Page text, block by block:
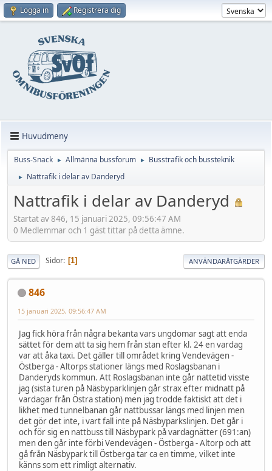
Logga in Registrera dig
Huvudmeny
Buss-Snack ► Allmänna bussforum ► Busstrafik och bussteknik
► Nattrafik i delar av Danderyd
Nattrafik i delar av Danderyd
Startat av 846, 15 januari 2025, 09:56:47 AM
0 Medlemmar och 1 gäst tittar på detta ämne.
GÅ NED Sidor 1 ANVÄNDARÅTGÄRDER
846
15 januari 2025, 09:56:47 AM
Jag fick höra från några bekanta vars ungdomar sagt att enda
sättet för dem att ta sig hem från stan efter kl. 24 en vardag
var att åka taxi. Det gäller till området kring Vendevägen -
Östberga - Altorps stationer längs med Roslagsbanan i
Danderyds kommun. Att Roslagsbanan inte går nattetid visste
jag (sista turen på Näsbyparklinjen går strax efter midnatt på
vardagar från Östra station) men jag trodde faktiskt att det i
likhet med tunnelbanan går nattbussar längs med linjen men
det gör det inte, i vart fall inte på Näsbyparkslinjen. Det går i
och för sig en nattbuss till Näsbypark på vardagnätter (691:an)
men den går inte förbi Vendevägen - Östberga - Altorp och att
gå från Näsbypark till Östberga tar ca en timme, vilket inte
känns som ett rimligt alternativ.